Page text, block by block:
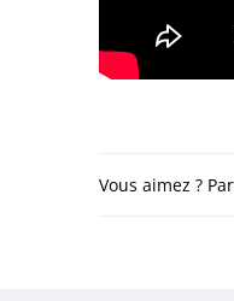
Vous aimez ?